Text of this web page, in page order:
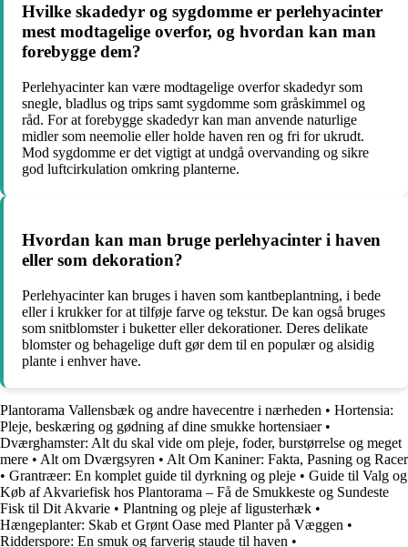
Hvilke skadedyr og sygdomme er perlehyacinter
mest modtagelige overfor, og hvordan kan man
forebygge dem?
Perlehyacinter kan være modtagelige overfor skadedyr som
snegle, bladlus og trips samt sygdomme som gråskimmel og
råd. For at forebygge skadedyr kan man anvende naturlige
midler som neemolie eller holde haven ren og fri for ukrudt.
Mod sygdomme er det vigtigt at undgå overvanding og sikre
god luftcirkulation omkring planterne.
Hvordan kan man bruge perlehyacinter i haven
eller som dekoration?
Perlehyacinter kan bruges i haven som kantbeplantning, i bede
eller i krukker for at tilføje farve og tekstur. De kan også bruges
som snitblomster i buketter eller dekorationer. Deres delikate
blomster og behagelige duft gør dem til en populær og alsidig
plante i enhver have.
Plantorama Vallensbæk og andre havecentre i nærheden • Hortensia:
Pleje, beskæring og gødning af dine smukke hortensiaer•
Dværghamster: Alt du skal vide om pleje, foder, burstørrelse og meget
mere • Alt om Dværgsyren • Alt Om Kaniner: Fakta, Pasning og Racer
• Grantræer: En komplet guide til dyrkning og pleje • Guide til Valg og
Køb af Akvariefisk hos Plantorama – Få de Smukkeste og Sundeste
Fisk til Dit Akvarie • Plantning og pleje af ligusterhæk •
Hængeplanter: Skab et Grønt Oase med Planter på Væggen •
Ridderspore: En smuk og farverig staude til haven •